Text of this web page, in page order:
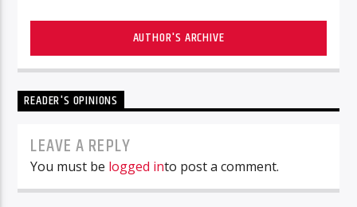
AUTHOR'S ARCHIVE
READER'S OPINIONS
LEAVE A REPLY
You must be logged into post a comment.